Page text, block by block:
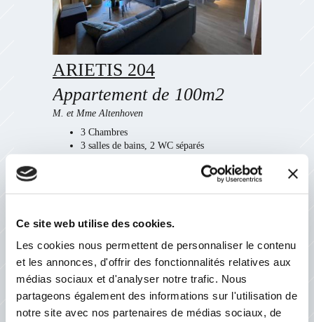
Ce site web utilise des cookies.
Les cookies nous permettent de personnaliser le contenu
et les annonces, d'offrir des fonctionnalités relatives aux
médias sociaux et d'analyser notre trafic. Nous
partageons également des informations sur l'utilisation de
notre site avec nos partenaires de médias sociaux, de
ARIETIS 204
Appartement de 100m2
M. et Mme Altenhoven
3 Chambres
3 salles de bains, 2 WC séparés
Voir les photos et disponibilités